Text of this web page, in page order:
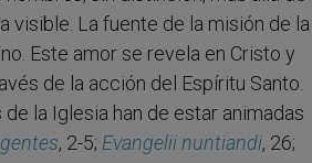
visible. La fuente de la misión de la
Este amor se revela en Cristo y
de la acción del Espíritu Santo.
la Iglesia han de estar animadas
, 2-5; Evangelii nuntiandi, 26;